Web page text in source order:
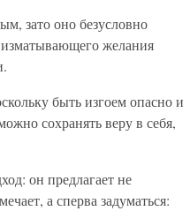
зато оно безусловно
изматывающего желания
быть изгоем опасно и
сохранять веру в себя,
он предлагает не
а сперва задуматься: